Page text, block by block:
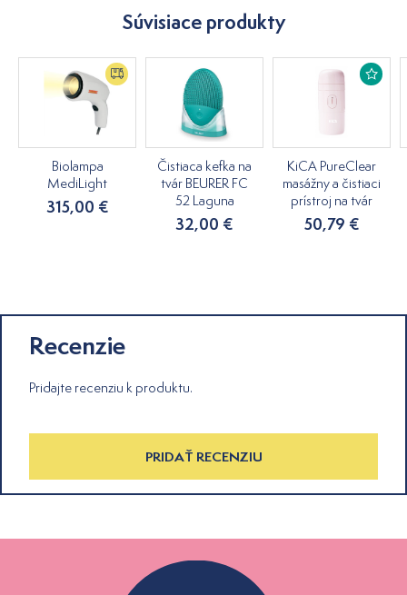
Súvisiace produkty
Biolampa
MediLight
315,00 €
Čistiaca kefka na
tvár BEURER FC
52 Laguna
32,00 €
KiCA PureClear
masážny a čistiaci
prístroj na tvár
50,79 €
Recenzie
Pridajte recenziu k produktu.
PRIDAŤ RECENZIU